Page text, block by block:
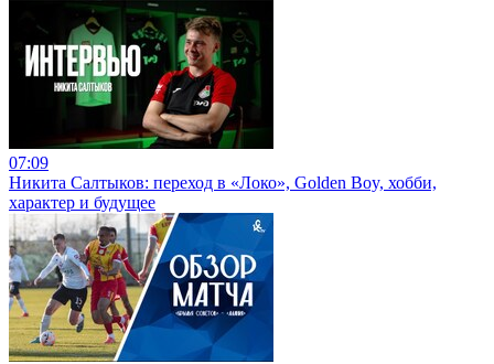
07:09
Никита Салтыков: переход в «Локо», Golden Boy, хобби,
характер и будущее